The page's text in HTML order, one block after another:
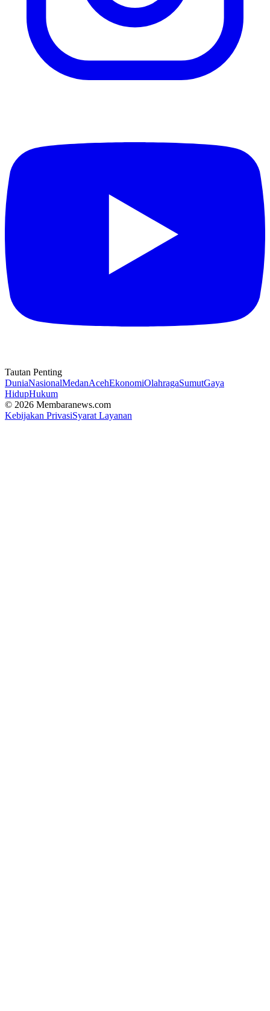
Tautan Penting
DuniaNasionalMedanAcehEkonomiOlahragaSumutGaya
HidupHukum
© 2026 Membaranews.com
Kebijakan PrivasiSyarat Layanan